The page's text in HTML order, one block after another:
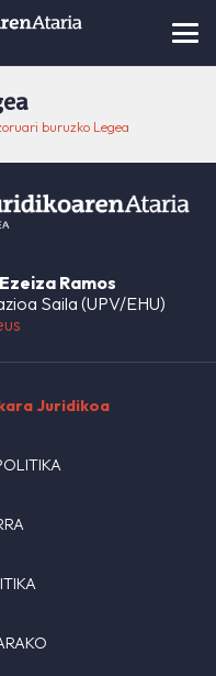
buruzko Legea
Ramos
Saila (UPV/EHU)
Juridikoa